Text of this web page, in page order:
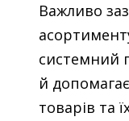
Важливо
системний
й
товарів та